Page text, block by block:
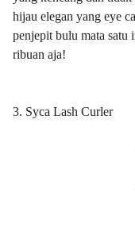
hijau elegan yang eye
penjepit bulu mata satu
ribuan aja!
3. Syca Lash Curler